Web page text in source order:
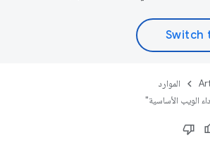
الموارد
الويب الأساسية"